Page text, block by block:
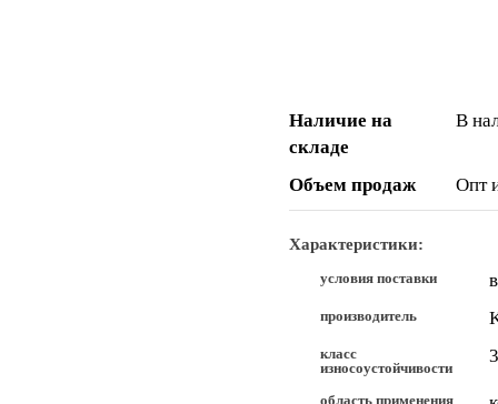
Наличие на
складе
В
Объем продаж Опт
Характеристики:
условия поставки
производитель
класс
износоустойчивости
область применения